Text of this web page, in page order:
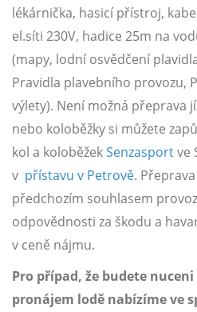
lékárnička, hasicí přístroj,
el.síti 230V, hadice 25m na
(mapy, lodní osvědčení
Pravidla plavebního provozu,
výlety). Není možná přeprava
nebo koloběžky si můžete
kol a koloběžekSenzasportve
v přístavu v Petrově.
předchozím souhlasem
odpovědnosti za škodu a
v ceně nájmu.
Pro případ, že budete
pronájem lodě nabízíme ve